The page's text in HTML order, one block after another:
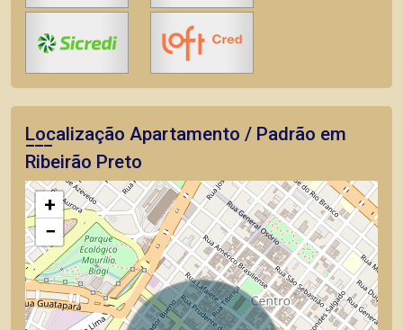
Localização Apartamento / Padrão em
Ribeirão Preto
+
−